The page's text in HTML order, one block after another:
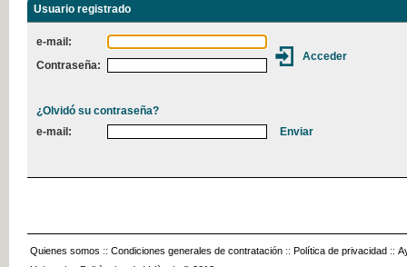
Usuario registrado
e-mail:
Contraseña:
¿Olvidó su contraseña?
e-mail:
Quienes somos :: Condiciones generales de contratación :: Política de privacidad ::